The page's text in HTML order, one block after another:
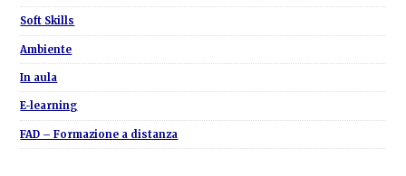
Soft Skills
Ambiente
In aula
E-learning
FAD – Formazione a distanza